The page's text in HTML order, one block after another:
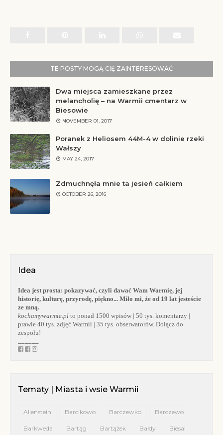
TE POSTY MOGĄ CIĘ ZAINTERESOWAĆ
Dwa miejsca zamieszkane przez
melancholię – na Warmii cmentarz w
Biesowie
NOVEMBER 01, 2017
Poranek z Heliosem 44M-4 w dolinie rzeki
Wałszy
MAY 24, 2017
Zdmuchnęła mnie ta jesień całkiem
OCTOBER 26, 2016
Idea
Idea jest prosta: pokazywać, czyli dawać Wam Warmię, jej
historię, kulturę, przyrodę, piękno... Miło mi, że od 19 lat jesteście
ze mną.
kochamywarmie.pl to ponad 1500 wpisów | 50 tys. komentarzy |
prawie 40 tys. zdjęć Warmii | 35 tys. obserwatorów. Dołącz do
zespołu!
Tematy | Miasta i wsie Warmii
Allenstein Barcikowo Barczewko Barczewo
Barkweda Bartąg Bartążek Bałdy Biesal